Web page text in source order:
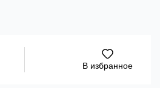
В избранное